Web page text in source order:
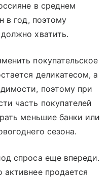
в среднем
в год, поэтому
хватить.
покупательское
деликатесом, а
поэтому при
часть покупателей
меньшие банки или
сезона.
спроса еще впереди.
активнее продается